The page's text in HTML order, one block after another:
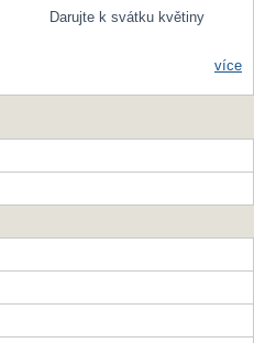
Darujte k svátku květiny
více